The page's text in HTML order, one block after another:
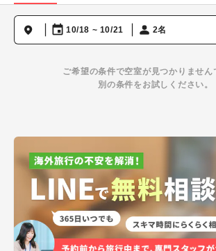
10/18 ~ 10/21 2名
ご希望の条件で空室が見つかりません
別の条件をお試しください。